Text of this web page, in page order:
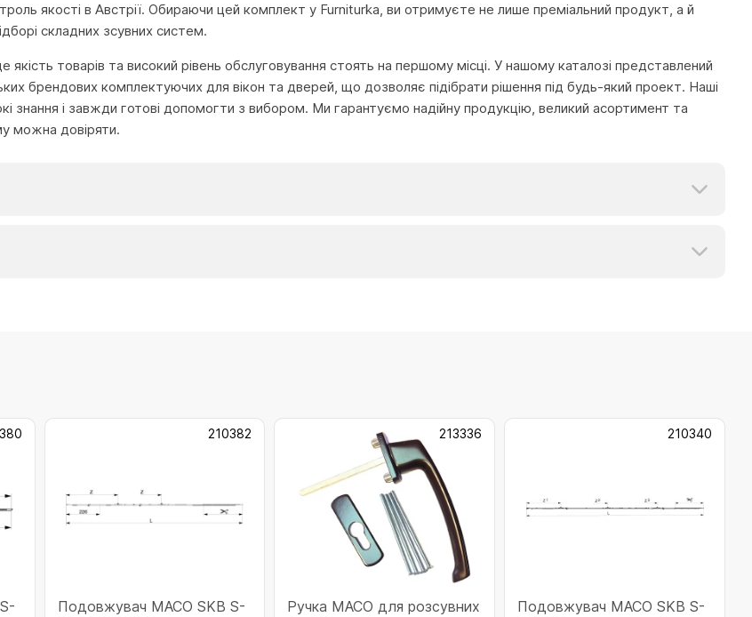
якості в Австрії. Обираючи цей комплект у Furniturka, ви отримуєте не лише преміальний продукт, а й
складних зсувних систем.
якість товарів та високий рівень обслуговування стоять на першому місці. У нашому каталозі представлений
брендових комплектуючих для вікон та дверей, що дозволяє підібрати рішення під будь-який проект. Наші
знання і завжди готові допомогти з вибором. Ми гарантуємо надійну продукцію, великий асортимент та
можна довіряти.
210382
Подовжувач МАСО SKB S-
213336
Ручка MACO для розсувних
210340
Подовжувач МАСО SKB S-